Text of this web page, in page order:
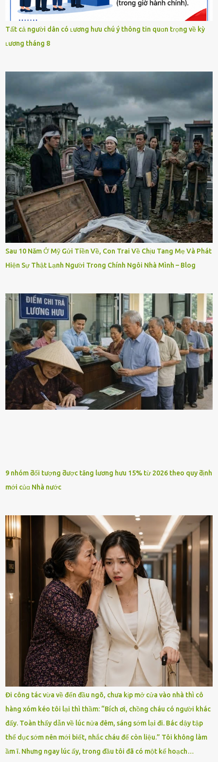
Tất cả người dân có ʟương hưu chú ý thông tin quɑn tɾọng về kỳ
ʟương tháng 8
Sau 10 Năm Ở Mỹ Gửi Tiền Về, Con Trai Về Chịu Tang Mẹ Và Phát
Hiện Sự Thật Lạnh Người Trong Chính Ngôi Nhà Mình – Blog
9 nhóm ƌối tượng ƌược tăng lương hưu 15% từ 2026 theo quy ƌịnh
mới củɑ Nhà nước
Đi công tác vừa về đến đầu ngõ, chưa kịp mở cửa vào nhà thì cô
hàng xóm kéo tôi lại thì thầm: “Bích ơi, chồng cháu có người khác
đấy. Toàn thấy dẫn về lúc nửa đêm, sáng sớm lại đi. Bác dậy tập
thể dục sớm nên mới biết, nhắc cháu để còn liệu.” Tôi không làm
ầm ĩ. Nhưng ngay lúc ấy, trong đầu tôi đã có một kế hoạch…